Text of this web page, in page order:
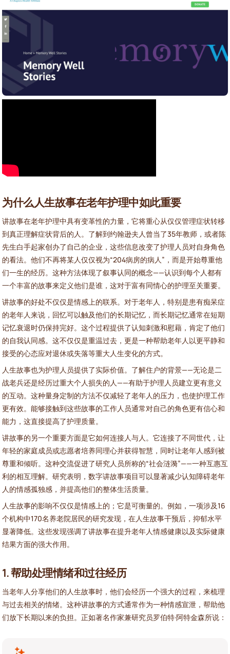
为什么人生故事在老年护理中如此重要
讲故事在老年护理中具有变革性的力量，它将重心从仅仅管理症状转移
到真正理解症状背后的人。了解到约翰逊夫人曾当了35年教师，或者陈
先生白手起家创办了自己的企业，这些信息改变了护理人员对自身角色
的看法。他们不再将某人仅仅视为“204病房的病人”，而是开始尊重他
们一生的经历。这种方法体现了叙事认同的概念——认识到每个人都有
一个丰富的故事来定义他们是谁，这对于富有同情心的护理至关重要。
讲故事的好处不仅仅是情感上的联系。对于老年人，特别是患有痴呆症
的老年人来说，回忆可以触及他们的长期记忆，而长期记忆通常在短期
记忆衰退时仍保持完好。这个过程提供了认知刺激和慰藉，肯定了他们
的自我认同感。这不仅仅是重温过去，更是一种帮助老年人以更平静和
接受的心态应对退休或失落等重大人生变化的方式。
人生故事也为护理人员提供了实际价值。了解住户的背景——无论是二
战老兵还是经历过重大个人损失的人——有助于护理人员建立更有意义
的互动。这种量身定制的方法不仅减轻了老年人的压力，也使护理工作
更有效。能够接触到这些故事的工作人员通常对自己的角色更有信心和
能力，这直接提高了护理质量。
讲故事的另一个重要方面是它如何连接人与人。它连接了不同世代，让
年轻的家庭成员或志愿者培养同理心并获得智慧，同时让老年人感到被
尊重和倾听。这种交流促进了研究人员所称的“社会涟漪”——一种互惠互
利的相互理解。研究表明，数字讲故事项目可以显著减少认知障碍老年
人的情感孤独感，并提高他们的整体生活质量。
人生故事的影响不仅仅是情感上的；它是可衡量的。例如，一项涉及16
个机构中170名养老院居民的研究发现，在人生故事干预后，抑郁水平
显著降低。这些发现强调了讲故事在提升老年人情感健康以及实际健康
结果方面的强大作用。
1. 帮助处理情绪和过往经历
当老年人分享他们的人生故事时，他们会经历一个强大的过程，来梳理
与过去相关的情绪。这种讲故事的方式通常作为一种情感宣泄，帮助他
们放下长期以来的负担。正如著名作家兼研究员罗伯特·阿特金森所说：